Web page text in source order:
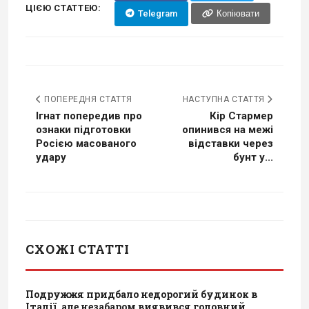
ЦІЄЮ СТАТТЕЮ:
Telegram Копіювати
ПОПЕРЕДНЯ СТАТТЯ
Ігнат попередив про
ознаки підготовки
Росією масованого
удару
НАСТУПНА СТАТТЯ
Кір Стармер
опинився на межі
відставки через
бунт у...
СХОЖІ СТАТТІ
Подружжя придбало недорогий будинок в